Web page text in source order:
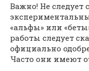
Важно! Не следует
«альфы» или
работы следует
официально
Часто они имеют